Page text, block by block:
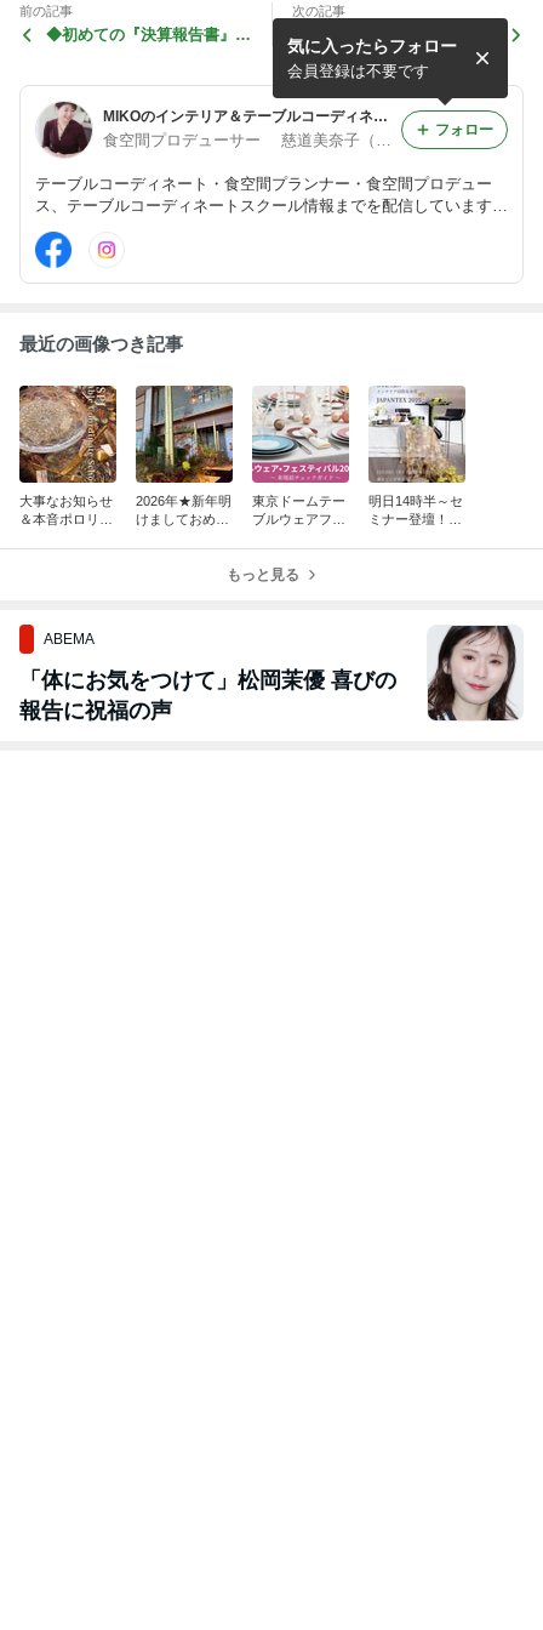
前の記事
◆初めての『決算報告書』が
次の記事
◆我が家のNewGreen♪なの
ですが…
MIKOのインテリア＆テーブルコーディネート
食空間プロデューサー 慈道美奈子（MIKO）
テーブルコーディネート・食空間プランナー・食空間プロデュー
ス、テーブルコーディネートスクール情報までを配信しています。
イフスタイルブログです。
気に入ったらフォロー
会員登録は不要です
フォロー
最近の画像つき記事
大事なお知らせ
＆本音ポロリ
2026年★新年明
けましておめで
東京ドームテー
ブルウェアフェ
♪
明日14時半～セ
ミナー登壇！！
もっと見る
ABEMA
「体にお気をつけて」松岡茉優 喜びの
報告に祝福の声